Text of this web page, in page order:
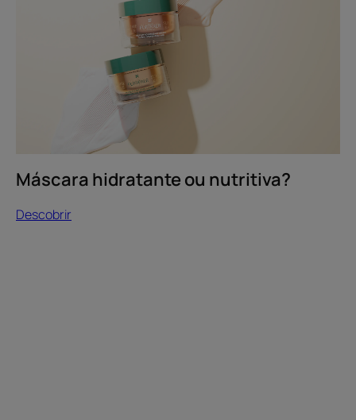
Máscara hidratante ou nutritiva?
Descobrir